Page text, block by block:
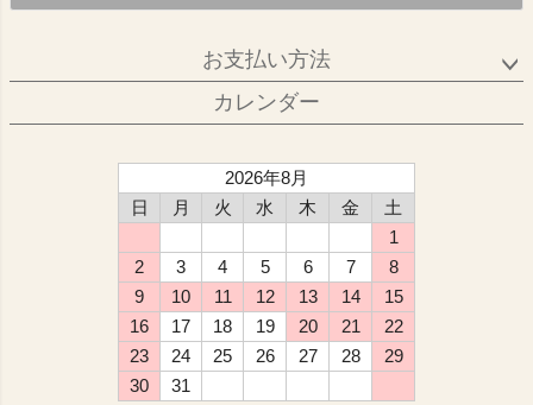
お支払い方法
カレンダー
2026年8月
日
月 火 水 木 金
土
1
2
3 4 5 6 7
8
9
10 11 12 13 14
15
16
17 18 19 20 21
22
23
24 25 26 27 28
29
30
31